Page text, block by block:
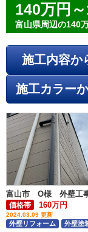
140万円
富山県周辺の140
施工内容か
施工カラー
富山市 O様 外壁工
価格帯 160万円
2024.03.09 更新
外壁リフォーム 外壁塗